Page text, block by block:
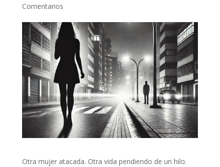
Comentarios
Otra mujer atacada. Otra vida pendiendo de un hilo.